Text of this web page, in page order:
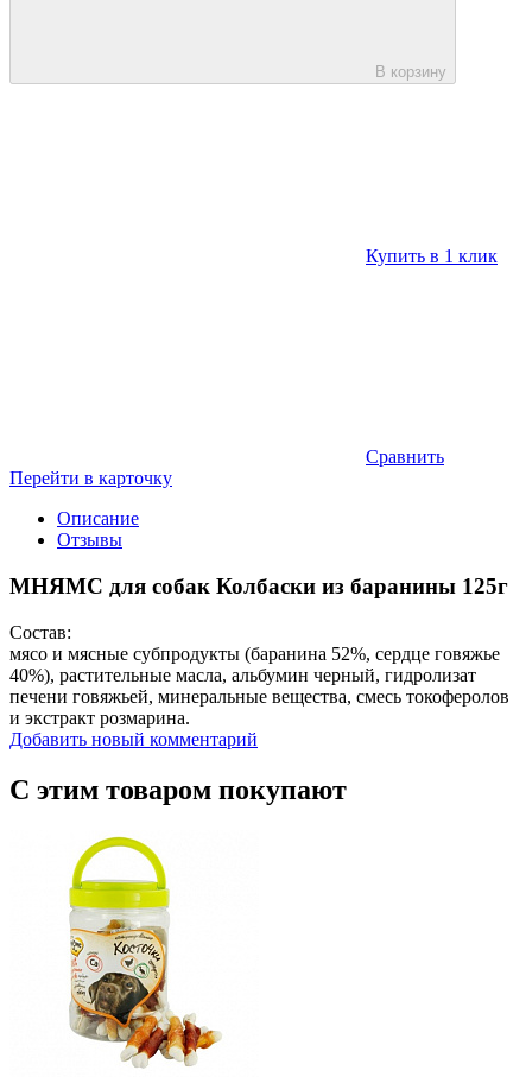
В корзину
Купить в 1 клик
Сравнить
Перейти в карточку
Описание
Отзывы
МНЯМС для собак Колбаски из баранины 125г
Состав:
мясо и мясные субпродукты (баранина 52%, сердце говяжье
40%), растительные масла, альбумин черный, гидролизат
печени говяжьей, минеральные вещества, смесь токоферолов
и экстракт розмарина.
Добавить новый комментарий
С этим товаром покупают